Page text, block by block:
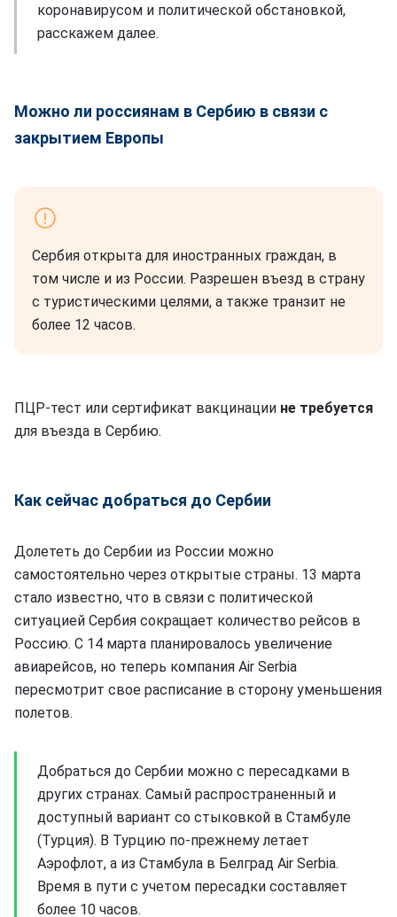
коронавирусом и политической обстановкой,
расскажем далее.
Можно ли россиянам в Сербию в связи с
закрытием Европы
Сербия открыта для иностранных граждан, в
том числе и из России. Разрешен въезд в страну
с туристическими целями, а также транзит не
более 12 часов.
ПЦР-тест или сертификат вакцинации не требуется
для въезда в Сербию.
Как сейчас добраться до Сербии
Долететь до Сербии из России можно
самостоятельно через открытые страны. 13 марта
стало известно, что в связи с политической
ситуацией Сербия сокращает количество рейсов в
Россию. С 14 марта планировалось увеличение
авиарейсов, но теперь компания Air Serbia
пересмотрит свое расписание в сторону уменьшения
полетов.
Добраться до Сербии можно с пересадками в
других странах. Самый распространенный и
доступный вариант со стыковкой в Стамбуле
(Турция). В Турцию по-прежнему летает
Аэрофлот, а из Стамбула в Белград Air Serbia.
Время в пути с учетом пересадки составляет
более 10 часов.